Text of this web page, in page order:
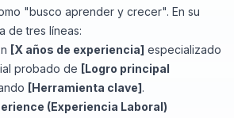
"busco aprender y crecer". En su
de tres líneas:
[X años de experiencia] especializado
probado de [Logro principal
[Herramienta clave].
(Experiencia Laboral)